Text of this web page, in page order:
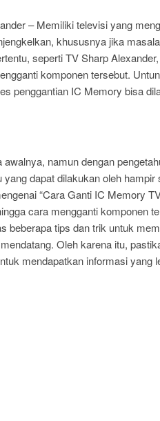
– Memiliki televisi yang
khususnya jika
seperti TV Sharp
komponen tersebut.
penggantian IC Memory bisa
namun dengan
dapat dilakukan oleh hampir
“Cara Ganti IC Memory
cara mengganti komponen
beberapa tips dan trik untuk
Oleh karena itu,
mendapatkan informasi yang